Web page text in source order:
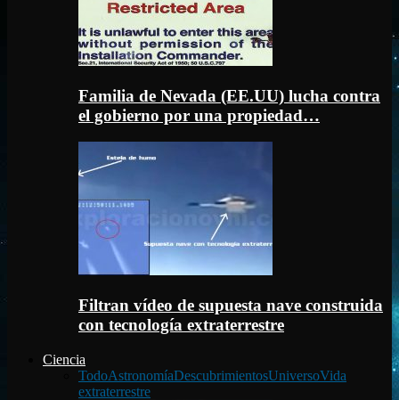
Familia de Nevada (EE.UU) lucha contra
el gobierno por una propiedad…
Filtran vídeo de supuesta nave construida
con tecnología extraterrestre
Ciencia
TodoAstronomíaDescubrimientosUniversoVida
extraterrestre